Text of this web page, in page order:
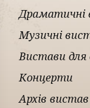
Драматичні
Музичні
Вистави для
Концерти
Архів вистав